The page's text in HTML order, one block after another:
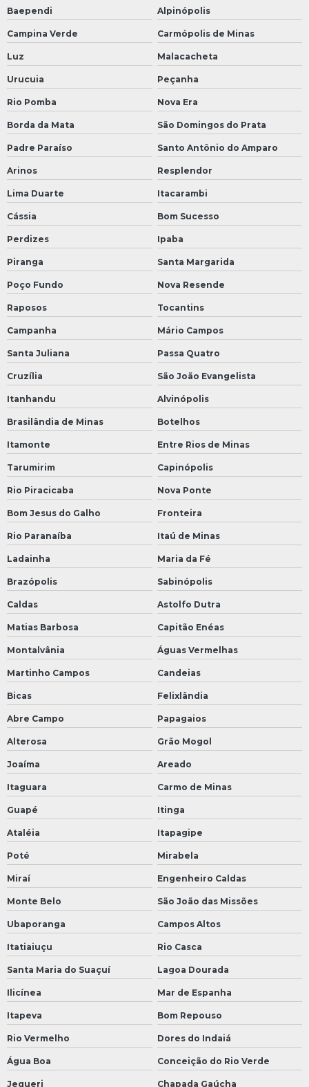
Baependi Alpinópolis
Campina Verde Carmópolis de Minas
Luz Malacacheta
Urucuia Peçanha
Rio Pomba Nova Era
Borda da Mata São Domingos do Prata
Padre Paraíso Santo Antônio do Amparo
Arinos Resplendor
Lima Duarte Itacarambi
Cássia Bom Sucesso
Perdizes Ipaba
Piranga Santa Margarida
Poço Fundo Nova Resende
Raposos Tocantins
Campanha Mário Campos
Santa Juliana Passa Quatro
Cruzília São João Evangelista
Itanhandu Alvinópolis
Brasilândia de Minas Botelhos
Itamonte Entre Rios de Minas
Tarumirim Capinópolis
Rio Piracicaba Nova Ponte
Bom Jesus do Galho Fronteira
Rio Paranaíba Itaú de Minas
Ladainha Maria da Fé
Brazópolis Sabinópolis
Caldas Astolfo Dutra
Matias Barbosa Capitão Enéas
Montalvânia Águas Vermelhas
Martinho Campos Candeias
Bicas Felixlândia
Abre Campo Papagaios
Alterosa Grão Mogol
Joaíma Areado
Itaguara Carmo de Minas
Guapé Itinga
Ataléia Itapagipe
Poté Mirabela
Miraí Engenheiro Caldas
Monte Belo São João das Missões
Ubaporanga Campos Altos
Itatiaiuçu Rio Casca
Santa Maria do Suaçuí Lagoa Dourada
Ilicínea Mar de Espanha
Itapeva Bom Repouso
Rio Vermelho Dores do Indaiá
Água Boa Conceição do Rio Verde
Jequeri Chapada Gaúcha